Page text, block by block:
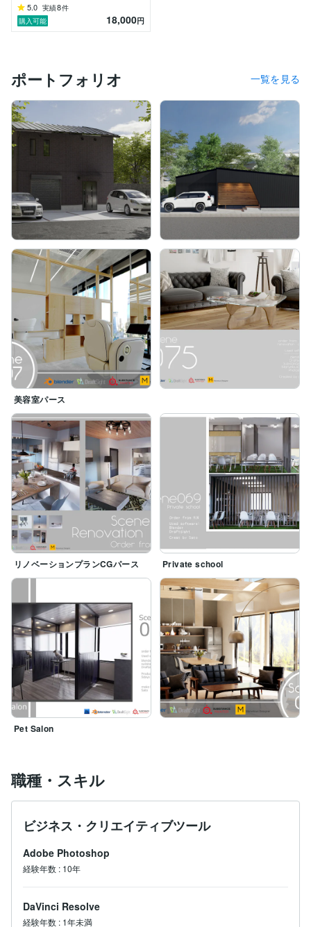
5.0 実績8件
購入可能
18,000円
ポートフォリオ 一覧を見る
美容室パース
リノベーションプランCGパース Private school
Pet Salon
職種・スキル
ビジネス・クリエイティブツール
Adobe Photoshop
経験年数 : 10年
DaVinci Resolve
経験年数 : 1年未満